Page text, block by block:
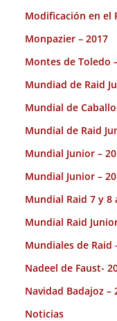
Modificación en el
Monpazier – 2017
Montes de Toledo
Mundiad de Raid
Mundial de
Mundial de Raid
Mundial Junior –
Mundial Junior –
Mundial Raid 7 y 8
Mundial Raid
Mundiales de Raid
Nadeel de Faust-
Navidad Badajoz –
Noticias